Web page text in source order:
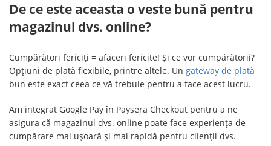
De ce este aceasta o veste bună pentru
magazinul dvs. online?
Cumpărători fericiți = afaceri fericite! Și ce vor cumpărătorii?
Opțiuni de plată flexibile, printre altele. Un gateway de plată
bun este exact ceea ce vă trebuie pentru a face acest lucru.
Am integrat Google Pay în Paysera Checkout pentru a ne
asigura că magazinul dvs. online poate face experiența de
cumpărare mai ușoară și mai rapidă pentru clienții dvs.